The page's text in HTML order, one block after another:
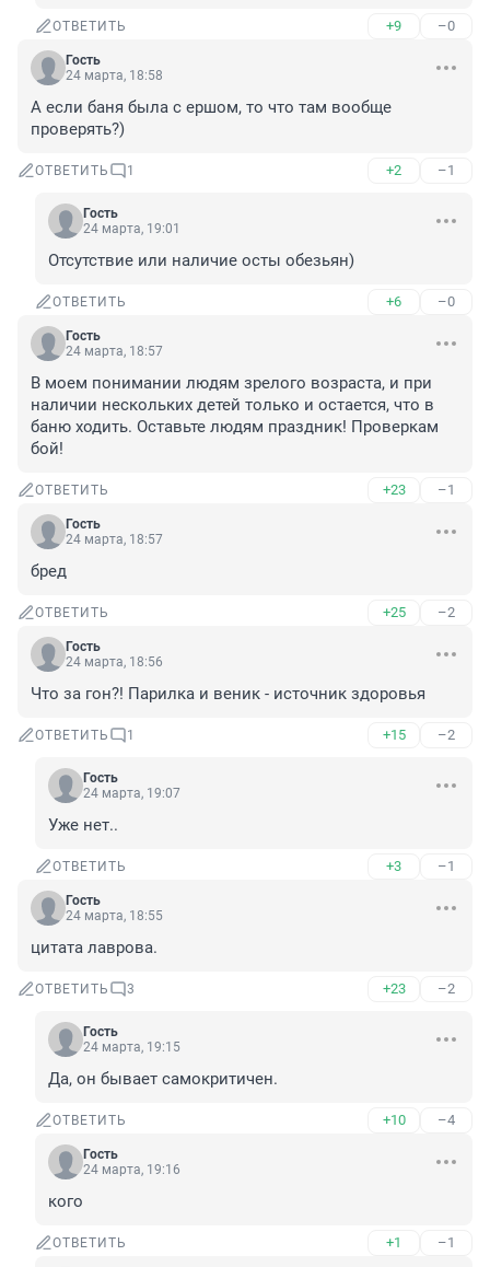
ОТВЕТИТЬ +9 –0
Гость
24 марта, 18:58
А если баня была с ершом, то что там вообще
проверять?)
ОТВЕТИТЬ 1 +2 –1
Гость
24 марта, 19:01
Отсутствие или наличие осты обезьян)
ОТВЕТИТЬ +6 –0
Гость
24 марта, 18:57
В моем понимании людям зрелого возраста, и при
наличии нескольких детей только и остается, что в
баню ходить. Оставьте людям праздник! Проверкам
бой!
ОТВЕТИТЬ +23 –1
Гость
24 марта, 18:57
бред
ОТВЕТИТЬ +25 –2
Гость
24 марта, 18:56
Что за гон?! Парилка и веник - источник здоровья
ОТВЕТИТЬ 1 +15 –2
Гость
24 марта, 19:07
Уже нет..
ОТВЕТИТЬ +3 –1
Гость
24 марта, 18:55
цитата лаврова.
ОТВЕТИТЬ 3 +23 –2
Гость
24 марта, 19:15
Да, он бывает самокритичен.
ОТВЕТИТЬ +10 –4
Гость
24 марта, 19:16
кого
ОТВЕТИТЬ +1 –1